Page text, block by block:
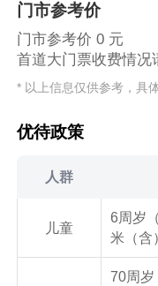
门市参考价
门市参考价 0 元
首道大门票收费情况
* 以上信息仅供参考，具
优待政策
人群
儿童
6周岁
70周岁